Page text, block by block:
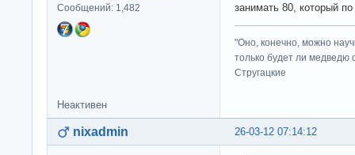
Сообщений: 1,482
занимать 80, который
"Оно, конечно, можно
только будет ли медведю
Стругацкие
Неактивен
26-03-12 07:14:12
nixadmin